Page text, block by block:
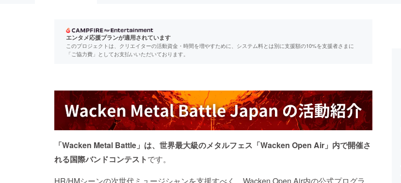
エンタメ応援プランが適用されています
このプロジェクトは、クリエイターの活動資金・時間を増やすために、システム料とは別に支援額の10%を支援者さまに
「ご協力費」としてお支払いいただいております。
「Wacken Metal Battle」 は、 世界最大級のメタルフェス「Wacken Open Air」内で開催さ
れる国際バンドコンテストです。